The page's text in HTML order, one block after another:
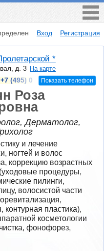
Вход Регистрация
*
д. 3 На карте
+7 (495) 0 Показать телефон
Роза
Дерматолог,
и лечение
ногтей и волос
коррекцию возрастных
процедуры,
пилинги,
волосистой части
контурная пластика),
косметологии
фонофорез,